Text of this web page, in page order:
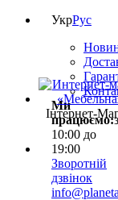
УкрРус
Ми
працюємо:з
10:00 до
19:00
Зворотній
дзвінок
Інтернет-